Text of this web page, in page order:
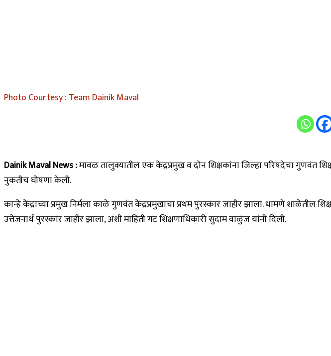
Photo Courtesy : Team Dainik Maval
Dainik Maval News :मावळ तालुक्यातील एक केंद्रप्रमुख व दोन शिक्षकांना जिल्हा परिषदेचा गुणवंत
नुकतीच घोषणा केली.
कान्हे केंद्राच्या प्रमुख निर्मला काळे गुणवंत केंद्रप्रमुखाचा प्रथम पुरस्कार जाहीर झाला. धामणे शाळेतील
उत्तेजनार्थ पुरस्कार जाहीर झाला, अशी माहिती गट शिक्षणाधिकारी सुदाम वाळुंज यांनी दिली.